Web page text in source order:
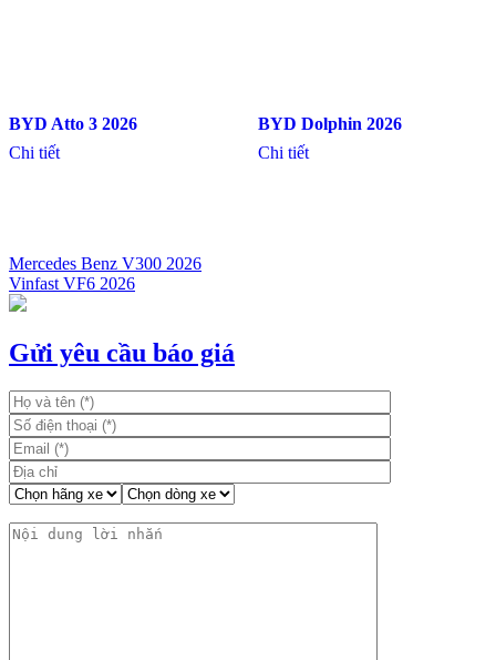
BYD Atto 3 2026
Chi tiết
BYD Dolphin 2026
Chi tiết
Điều
hướng
bài
Mercedes Benz V300 2026
Vinfast VF6 2026
Gửi yêu cầu báo giá